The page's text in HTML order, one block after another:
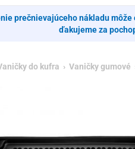
prečnievajúceho nákladu
ďakujeme za
do kufra › Vaničky gumové